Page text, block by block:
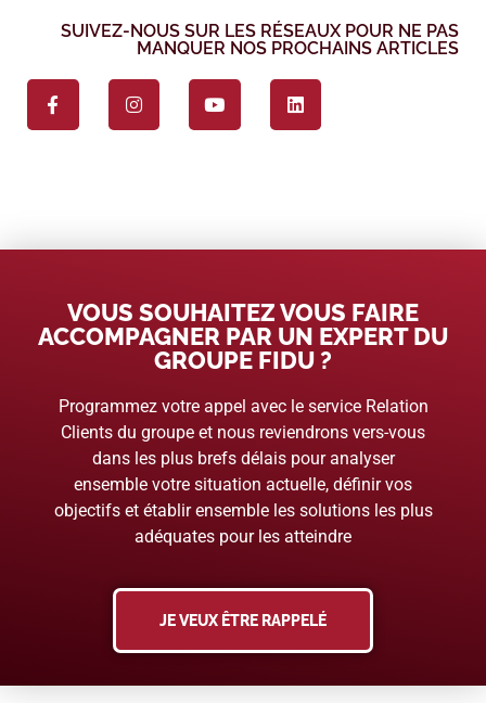
SUIVEZ-NOUS SUR LES RÉSEAUX POUR NE PAS
MANQUER NOS PROCHAINS ARTICLES
VOUS SOUHAITEZ VOUS FAIRE
ACCOMPAGNER PAR UN EXPERT DU
GROUPE FIDU ?
Programmez votre appel avec le service Relation
Clients du groupe et nous reviendrons vers-vous
dans les plus brefs délais pour analyser
ensemble votre situation actuelle, définir vos
objectifs et établir ensemble les solutions les plus
adéquates pour les atteindre
JE VEUX ÊTRE RAPPELÉ